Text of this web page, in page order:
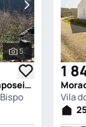
Ver todas as
5
Moradia T1 em Vila do Bispo e Raposeira, Vila do Bispo
1
Vila